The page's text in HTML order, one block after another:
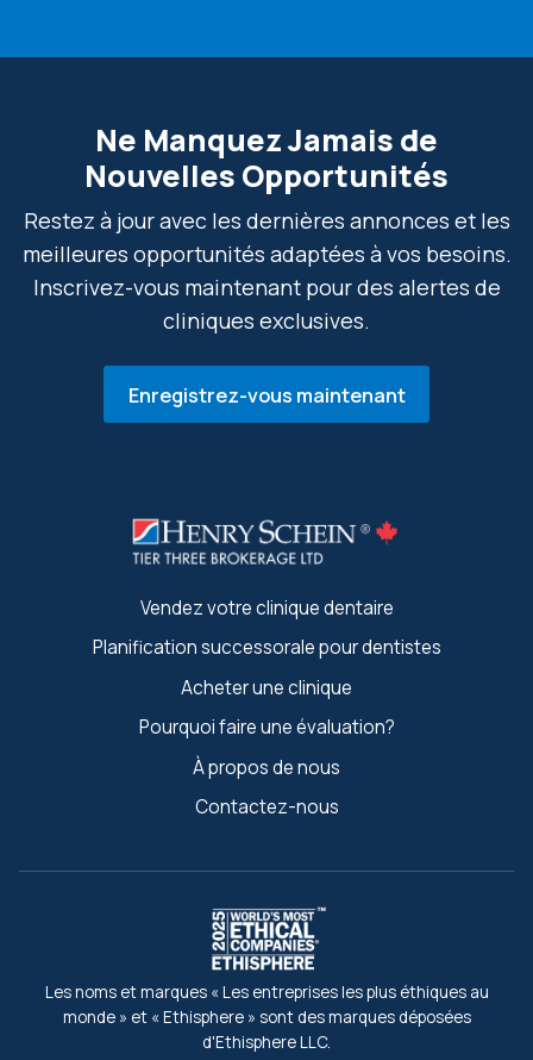
Ne Manquez Jamais de
Nouvelles Opportunités
Restez à jour avec les dernières annonces et les
meilleures opportunités adaptées à vos besoins.
Inscrivez-vous maintenant pour des alertes de
cliniques exclusives.
Enregistrez-vous maintenant
Vendez votre clinique dentaire
Planification successorale pour dentistes
Acheter une clinique
Pourquoi faire une évaluation?
À propos de nous
Contactez-nous
Les noms et marques « Les entreprises les plus éthiques au
monde » et « Ethisphere » sont des marques déposées
d'Ethisphere LLC.